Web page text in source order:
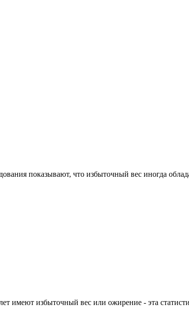
показывают, что избыточный вес иногда
имеют избыточный вес или ожирение - эта